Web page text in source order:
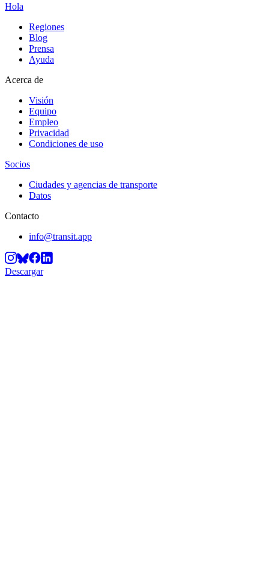
Hola
Regiones
Blog
Prensa
Ayuda
Acerca de
Visión
Equipo
Empleo
Privacidad
Condiciones de uso
Socios
Ciudades y agencias de transporte
Datos
Contacto
info@transit.app
Descargar